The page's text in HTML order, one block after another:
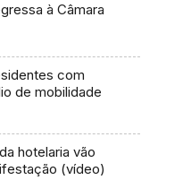
à Câmara
com
de mobilidade
hotelaria vão
(vídeo)